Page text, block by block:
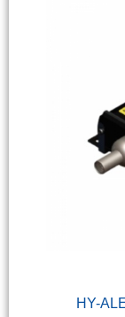
HY-